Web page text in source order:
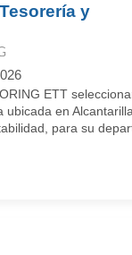
y
ETT
ubicada en
para su